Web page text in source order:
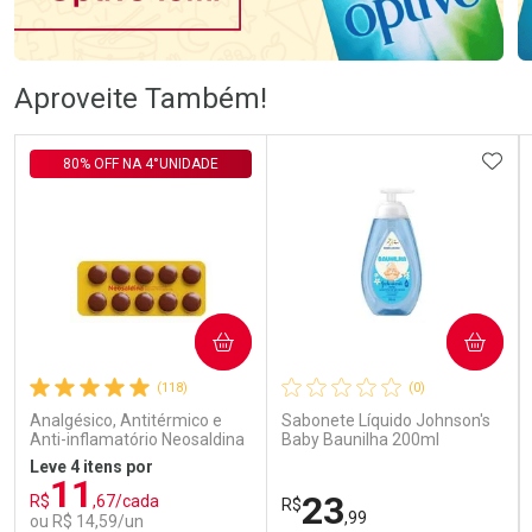
Comprar sem Desconto
Por R$ 57,99/cada
Comprar sem Desconto
Por R$ 57,99/cada
Comprar sem Desconto
Comprar sem Desconto
Aproveite Também!
(118)
Analgésico, Antitérmico e
Anti-inflamatório Neosaldina
30mg + 300mg + 30mg 10
Drágeas
80% OFF NA 4°UNIDADE
Leve 4 itens por
R$11 ,67/cada
ou R$ 14,59/un
COMPRAR
(0)
Sabonete Líquido Johnson's
Baby Baunilha 200ml
R$23,99
COMPRAR